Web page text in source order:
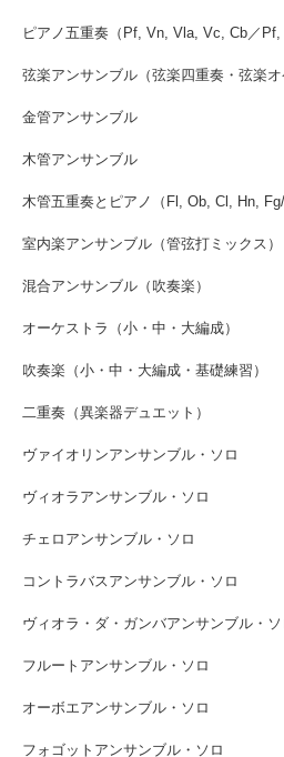
ピアノ五重奏（Pf, Vn, Vla, Vc, Cb／
弦楽アンサンブル（弦楽四重奏・弦楽オ
金管アンサンブル
木管アンサンブル
木管五重奏とピアノ（Fl, Ob, Cl, Hn,
室内楽アンサンブル（管弦打ミックス）
混合アンサンブル（吹奏楽）
オーケストラ（小・中・大編成）
吹奏楽（小・中・大編成・基礎練習）
二重奏（異楽器デュエット）
ヴァイオリンアンサンブル・ソロ
ヴィオラアンサンブル・ソロ
チェロアンサンブル・ソロ
コントラバスアンサンブル・ソロ
ヴィオラ・ダ・ガンバアンサンブル・ソ
フルートアンサンブル・ソロ
オーボエアンサンブル・ソロ
フォゴットアンサンブル・ソロ